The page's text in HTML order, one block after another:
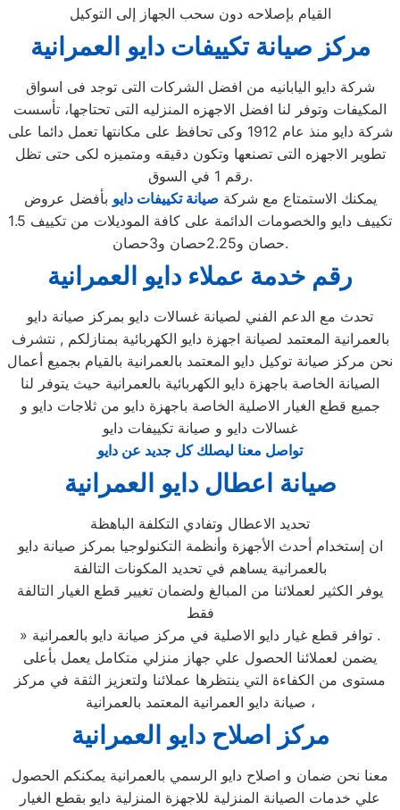
القيام بإصلاحه دون سحب الجهاز إلى التوكيل
مركز صيانة تكييفات دايو العمرانية
شركة دايو اليابانيه من افضل الشركات التى توجد فى اسواق
المكيفات وتوفر لنا افضل الاجهزه المنزليه التى تحتاجها، تأسست
شركة دايو منذ عام 1912 وكى تحافظ على مكانتها تعمل دائما على
تطوير الاجهزه التى تصنعها وتكون دقيقه ومتميزه لكى حتى تظل
رقم 1 في السوق.
يمكنك الاستمتاع مع شركة صيانة تكييفات دايو بأفضل عروض
تكييف دايو والخصومات الدائمة على كافة الموديلات من تكييف 1.5
حصان و2.25حصان و3حصان.
رقم خدمة عملاء دايو العمرانية
تحدث مع الدعم الفني لصيانة غسالات دايو بمركز صيانة دايو
بالعمرانية المعتمد لصيانة اجهزة دايو الكهربائية بمنازلكم , نتشرف
نحن مركز صيانة توكيل دايو المعتمد بالعمرانية بالقيام بجميع أعمال
الصيانة الخاصة باجهزة دايو الكهربائية بالعمرانية حيث يتوفر لنا
جميع قطع الغيار الاصلية الخاصة باجهزة دايو من ثلاجات دايو و
غسالات دايو و صيانة تكييفات دايو
تواصل معنا ليصلك كل جديد عن دايو
صيانة اعطال دايو العمرانية
تحديد الاعطال وتفادي التكلفة الباهظة
ان إستخدام أحدث الأجهزة وأنظمة التكنولوجيا بمركز صيانة دايو
بالعمرانية يساهم في تحديد المكونات التالفة
يوفر الكثير لعملائنا من المبالغ ولضمان تغيير قطع الغيار التالفة
فقط
» توافر قطع غيار دايو الاصلية في مركز صيانة دايو بالعمرانية .
يضمن لعملائنا الحصول علي جهاز منزلي متكامل يعمل بأعلى
مستوى من الكفاءة التي ينتظرها عملائنا ولتعزيز الثقة في مركز
صيانة دايو العمرانية المعتمد بالعمرانية ،
مركز اصلاح دايو العمرانية
معنا نحن ضمان و اصلاح دايو الرسمي بالعمرانية يمكنكم الحصول
علي خدمات الصيانة المنزلية للاجهزة المنزلية دايو بقطع الغيار